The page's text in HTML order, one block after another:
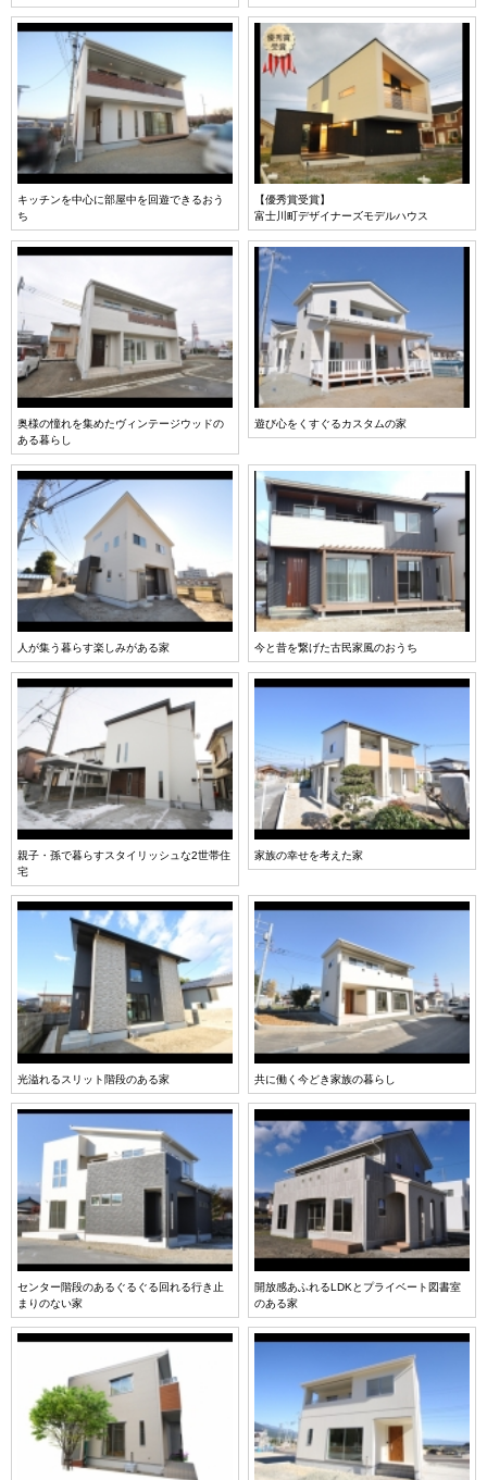
キッチンを中心に部屋中を回遊できるおう
ち
【優秀賞受賞】
富士川町デザイナーズモデルハウス
奥様の憧れを集めたヴィンテージウッドの
ある暮らし
遊び心をくすぐるカスタムの家
人が集う暮らす楽しみがある家 今と昔を繋げた古民家風のおうち
親子・孫で暮らすスタイリッシュな2世帯住
宅
家族の幸せを考えた家
光溢れるスリット階段のある家 共に働く今どき家族の暮らし
センター階段のあるぐるぐる回れる行き止
まりのない家
開放感あふれるLDKとプライベート図書室
のある家